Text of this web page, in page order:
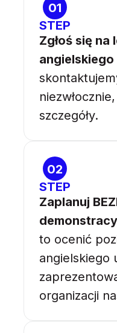
01
STEP
Zgłoś się na
angielskiego
szczegóły.
02
STEP
Zaplanuj
to ocenić
angielskiego
organizacji